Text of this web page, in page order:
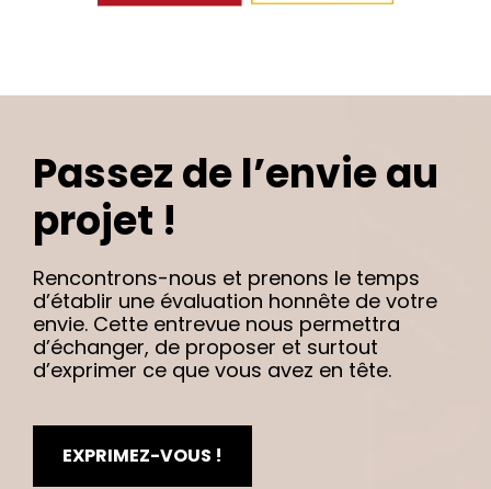
Passez de l’envie au
projet !
Rencontrons-nous et prenons le temps
d’établir une évaluation honnête de votre
envie. Cette entrevue nous permettra
d’échanger, de proposer et surtout
d’exprimer ce que vous avez en tête.
EXPRIMEZ-VOUS !